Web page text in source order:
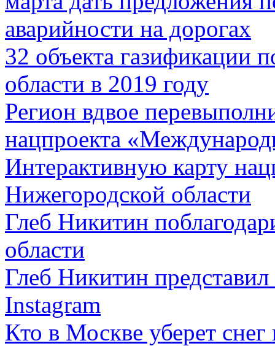
аварийности на дорогах
32 объекта газификации
области в 2019 году
Регион вдвое
нацпроекта
Интерактивную карту
Нижегородской области
Глеб Никитин
области
Глеб Никитин
Instagram
Кто в Москве уберет снег